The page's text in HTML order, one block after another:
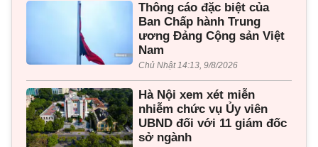
Thông cáo đặc biệt của
Ban Chấp hành Trung
ương Đảng Cộng sản Việt
Nam
Chủ Nhật 14:13, 9/8/2026
Hà Nội xem xét miễn
nhiễm chức vụ Ủy viên
UBND đối với 11 giám đốc
sở ngành